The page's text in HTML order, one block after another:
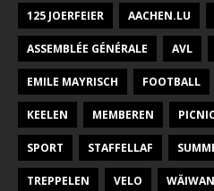
125 JOERFEIER AACHEN.LU
ASSEMBLÉE GÉNÉRALE AVL
EMILE MAYRISCH FOOTBALL
KEELEN MEMBEREN
SPORT STAFFELLAF
TREPPELEN VELO